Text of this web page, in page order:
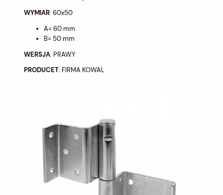
WYMIAR: 60x50
A= 60 mm
B= 50 mm
WERSJA: PRAWY
PRODUCET: FIRMA KOWAL